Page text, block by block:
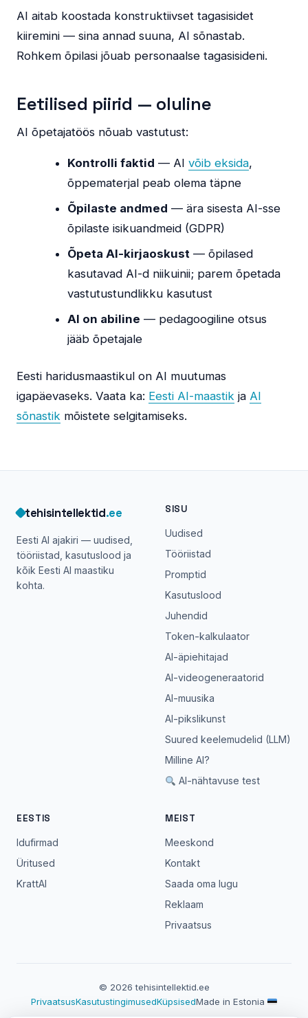
AI aitab koostada konstruktiivset tagasisidet
kiiremini — sina annad suuna, AI sõnastab.
Rohkem õpilasi jõuab personaalse tagasisideni.
Eetilised piirid — oluline
AI õpetajatöös nõuab vastutust:
Kontrolli faktid — AIvõib eksida,
õppematerjal peab olema täpne
Õpilaste andmed — ära sisesta AI-sse
õpilaste isikuandmeid (GDPR)
Õpeta AI-kirjaoskust — õpilased
kasutavad AI-d niikuinii; parem õpetada
vastutustundlikku kasutust
AI on abiline — pedagoogiline otsus
jääb õpetajale
Eesti haridusmaastikul on AI muutumas
igapäevaseks. Vaata ka: Eesti AI-maastik ja AI
sõnastik mõistete selgitamiseks.
tehisintellektid.ee
Eesti AI ajakiri — uudised,
tööriistad, kasutuslood ja
kõik Eesti AI maastiku
kohta.
SISU
Uudised
Tööriistad
Promptid
Kasutuslood
Juhendid
Token-kalkulaator
AI-äpiehitajad
AI-videogeneraatorid
AI-muusika
AI-pikslikunst
Suured keelemudelid (LLM)
Milline AI?
AI-nähtavuse test
EESTIS
Idufirmad
Üritused
KrattAI
MEIST
Meeskond
Kontakt
Saada oma lugu
Reklaam
Privaatsus
© 2026 tehisintellektid.ee
PrivaatsusKasutustingimusedKüpsisedMade in Estonia